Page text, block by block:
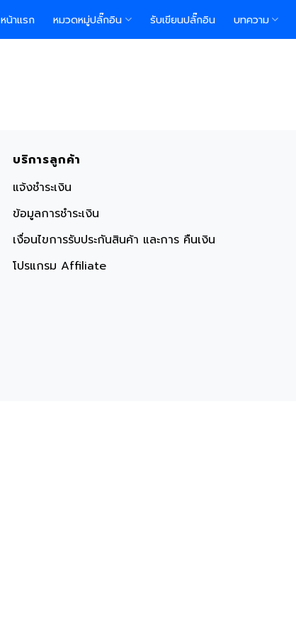
หน้าแรก หมวดหมู่ปลั๊กอิน รับเขียนปลั๊กอิน บทความ
บริการลูกค้า
แจ้งชำระเงิน
ข้อมูลการชำระเงิน
เงื่อนไขการรับประกันสินค้า และการ คืนเงิน
โปรแกรม Affiliate